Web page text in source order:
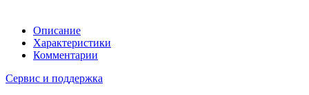
Описание
Характеристики
Комментарии
Сервис и поддержка